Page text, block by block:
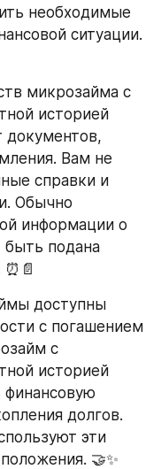
необходимые
ситуации.
микрозайма с
историей
документов,
Вам не
справки и
Обычно
информации о
подана
доступны
с погашением
с
историей
финансовую
долгов.
эти
🤝✨